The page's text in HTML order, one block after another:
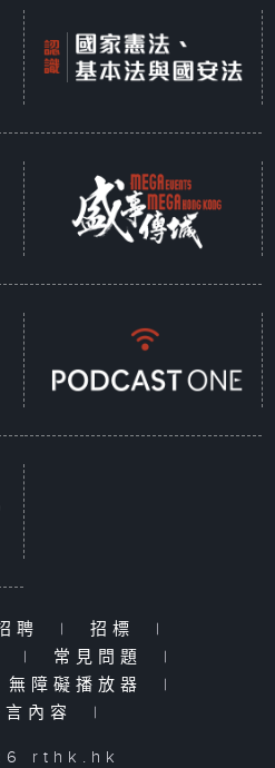
聘 | 招標
|
| 常見問題
|
無障礙播放器
|
言內容
|
rthk.hk